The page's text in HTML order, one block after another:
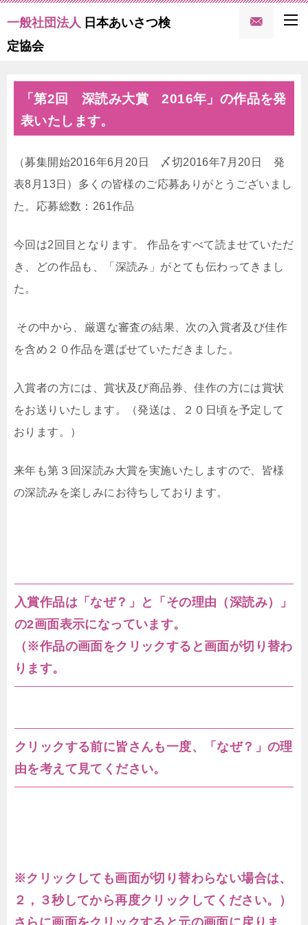
一般社団法人 日本あいさつ検
定協会
「第2回 深読み大賞 2016年」の作品を発
表いたします。
（募集開始2016年6月20日 〆切2016年7月20日 発
表8月13日）多くの皆様のご応募ありがとうございまし
た。応募総数：261作品
今回は2回目となります。 作品をすべて読ませていただ
き、どの作品も、「深読み」がとても伝わってきまし
た。
その中から、厳選な審査の結果、次の入賞者及び佳作
を含め２０作品を選ばせていただきました。
入賞者の方には、賞状及び商品券、佳作の方には賞状
をお送りいたします。（発送は、２０日頃を予定して
おります。）
来年も第３回深読み大賞を実施いたしますので、皆様
の深読みを楽しみにお待ちしております。
入賞作品は「なぜ？」と「その理由（深読み）」
の2画面表示になっています。
（※作品の画面をクリックすると画面が切り替わ
ります。
クリックする前に皆さんも一度、「なぜ？」の理
由を考えて見てください。
※クリックしても画面が切り替わらない場合は、
２，３秒してから再度クリックしてください。）
さらに画面をクリックすると元の画面に戻りま